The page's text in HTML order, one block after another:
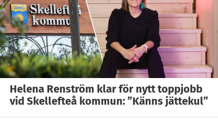
Helena Renström klar för nytt toppjobb
vid Skellefteå kommun: ”Känns jättekul”